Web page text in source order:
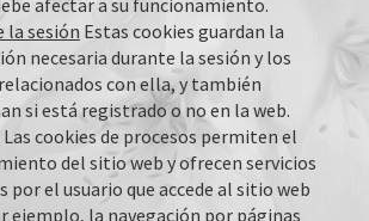
afectar a su funcionamiento.
la sesión Estas cookies guardan la
necesaria durante la sesión y los
con ella, y también
si está registrado o no en la web.
Las cookies de procesos permiten el
del sitio web y ofrecen servicios
por el usuario que accede al sitio web
ejemplo, la navegación por páginas